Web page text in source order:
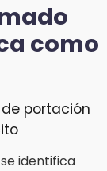
como
portación